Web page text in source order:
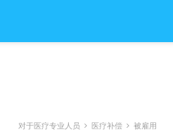
对于医疗专业人员 医疗补偿 被雇用